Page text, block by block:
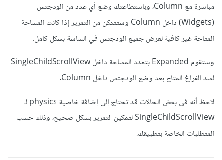
مباشرة مع Column، وباستطاعتك وضع أي عدد من الودجتس
(Widgets) داخل Column وستتمكن من التمرير إذا كانت المساحة
المتاحة غير كافية لعرض جميع الودجتس في الشاشة بشكل كامل.
وستقوم Expanded بتمدد المساحة داخل SingleChildScrollView
لسد الفراغ المتاح بعد وضع الودجتس داخل Column.
لاحظ أنه في بعض الحالات قد تحتاج إلى إضافة خاصية physics لـ
SingleChildScrollView لتمكين التمرير بشكل صحيح، وذلك حسب
المتطلبات الخاصة بتطبيقك.